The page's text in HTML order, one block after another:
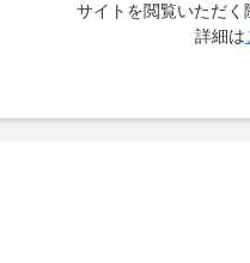
サイトを閲覧いただく
詳細は